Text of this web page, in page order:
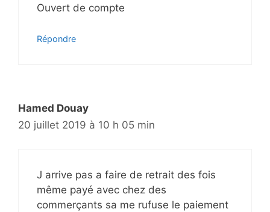
Ouvert de compte
Répondre
Hamed Douay
20 juillet 2019 à 10 h 05 min
J arrive pas a faire de retrait des fois
même payé avec chez des
commerçants sa me rufuse le paiement